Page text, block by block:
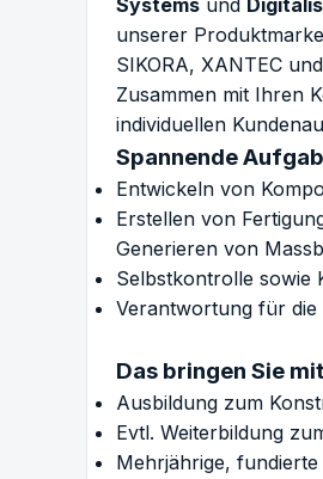
Systems und
unserer
SIKORA, XANTEC
Zusammen mit Ihren
individuellen
Spannende
Entwickeln von
Erstellen von
Generieren von
Selbstkontrolle sowie
Verantwortung für die
Das bringen Sie mit
Ausbildung zum
Evtl. Weiterbildung
Mehrjährige,